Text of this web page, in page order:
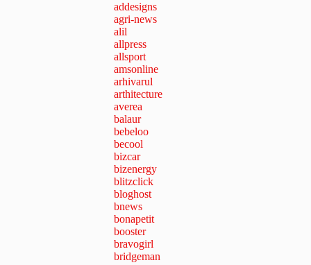
addesigns
agri-news
alil
allpress
allsport
amsonline
arhivarul
arthitecture
averea
balaur
bebeloo
becool
bizcar
bizenergy
blitzclick
bloghost
bnews
bonapetit
booster
bravogirl
bridgeman